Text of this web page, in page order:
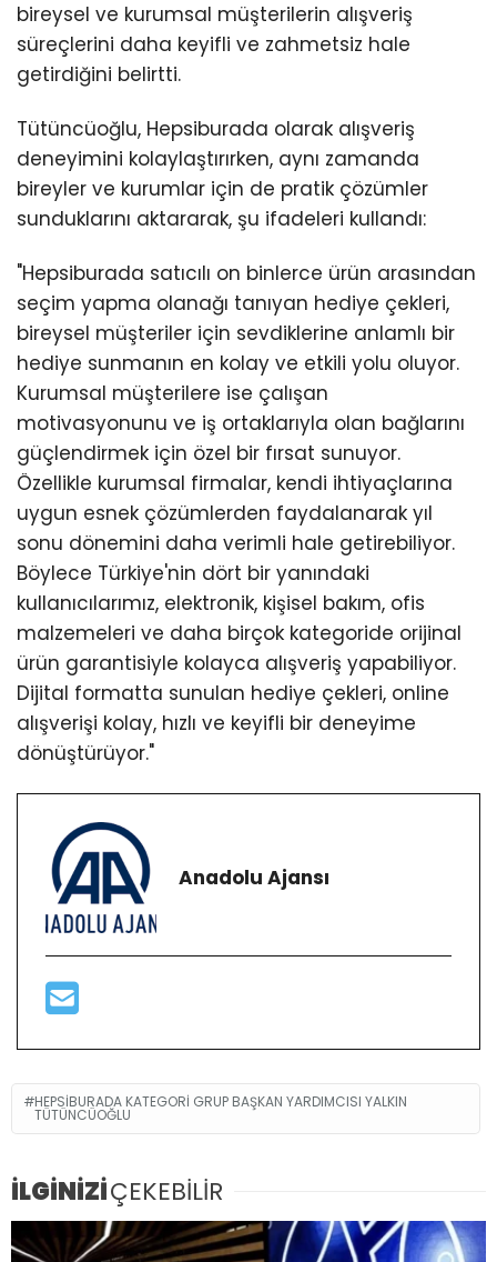
bireysel ve kurumsal müşterilerin alışveriş
süreçlerini daha keyifli ve zahmetsiz hale
getirdiğini belirtti.
Tütüncüoğlu, Hepsiburada olarak alışveriş
deneyimini kolaylaştırırken, aynı zamanda
bireyler ve kurumlar için de pratik çözümler
sunduklarını aktararak, şu ifadeleri kullandı:
"Hepsiburada satıcılı on binlerce ürün arasından
seçim yapma olanağı tanıyan hediye çekleri,
bireysel müşteriler için sevdiklerine anlamlı bir
hediye sunmanın en kolay ve etkili yolu oluyor.
Kurumsal müşterilere ise çalışan
motivasyonunu ve iş ortaklarıyla olan bağlarını
güçlendirmek için özel bir fırsat sunuyor.
Özellikle kurumsal firmalar, kendi ihtiyaçlarına
uygun esnek çözümlerden faydalanarak yıl
sonu dönemini daha verimli hale getirebiliyor.
Böylece Türkiye'nin dört bir yanındaki
kullanıcılarımız, elektronik, kişisel bakım, ofis
malzemeleri ve daha birçok kategoride orijinal
ürün garantisiyle kolayca alışveriş yapabiliyor.
Dijital formatta sunulan hediye çekleri, online
alışverişi kolay, hızlı ve keyifli bir deneyime
dönüştürüyor."
Anadolu Ajansı
HEPSIBURADA KATEGORI GRUP BAŞKAN YARDIMCISI YALKIN
TÜTÜNCÜOĞLU
İLGİNİZİÇEKEBİLİR